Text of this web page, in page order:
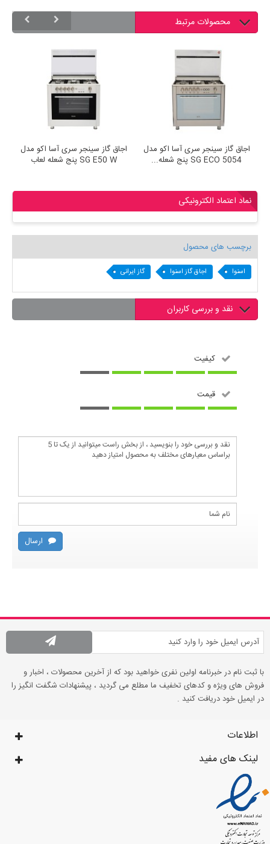
محصولات مرتبط
اجاق گاز سینجر سری آسا اکو مدل
SG E50 W پنج شعله لعاب
اجاق گاز سینجر سری آسا اکو مدل
SG ECO 5054 پنج شعله...
نماد اعتماد الکترونیکی
برچسب های محصول
اسنوا اجاق گاز اسنوا گاز ایرانی
نقد و بررسی کاربران
کیفیت
قیمت
ارسال
با ثبت نام در خبرنامه اولین نفری خواهید بود که از آخرین محصولات ، اخبار و
فروش های ویژه و کدهای تخفیف ما مطلع می گردید ، پیشنهادات شگفت انگیز را
در ایمیل خود دریافت کنید .
اطلاعات
لینک های مفید